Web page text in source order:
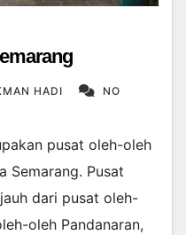
HADI NO
pusat oleh-oleh
Semarang. Pusat
dari pusat oleh-
oleh Pandanaran,